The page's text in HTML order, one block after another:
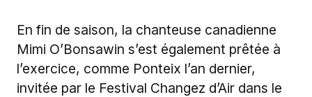
En fin de saison, la chanteuse canadienne
Mimi O’Bonsawin s’est également prêtée à
l’exercice, comme Ponteix l’an dernier,
invitée par le Festival Changez d’Air dans le